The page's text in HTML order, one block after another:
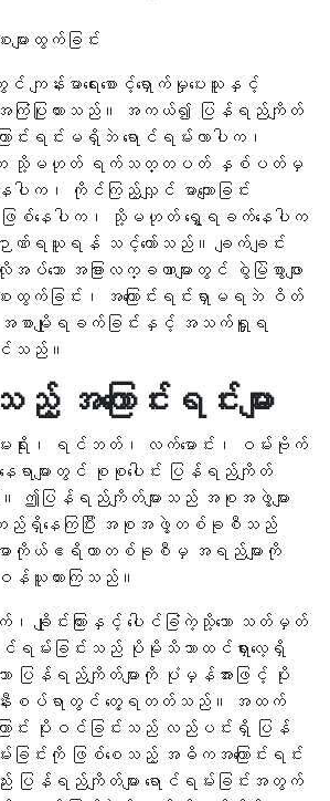
များထွက်ခြင်း
တွင် ကျန်းမာရေးစောင့်ရှောက်မှုပေးသူနှင့်
အကြံပြုထားသည်။ အကယ်၍ ပြန်ရည်ကျိတ်
ောင်းရင်းမရှိဘဲ ရောင်ရမ်းလာပါက၊
ပါက သို့မဟုတ် ရက်သတ္တပတ် နှစ်ပတ်မှ
ါက၊ ကိုင်ကြည့်လျှင် မာကျောခြင်း
ြစ်နေပါက၊ သို့မဟုတ် ရွှေ့ရခက်နေပါက
ာဏ်ရယူရန် သင့်တော်သည်။ ချက်ချင်း
ာ အခြားလက္ခဏာများတွင် စွဲမြဲစွာဖျား
ေးထွက်ခြင်း၊ အကြောင်းရင်းရှာမရဘဲ ဝိတ်
အစာမျိုရခက်ခြင်းနှင့် အသက်ရှူရ
င်သည်။
အကြောင်းရင်းများ
ရိုး၊ ရင်ဘတ်၊ လက်မောင်း၊ ဝမ်းဗိုက်
ရာများတွင် စုစုပေါင်း ပြန်ရည်ကျိတ်
ြန်ရည်ကျိတ်များသည် အစုအဖွဲ့များ
တည်ရှိနေကြပြီး အစုအဖွဲ့တစ်ခုစီသည်
ဓာကိုယ်ဧရိယာတစ်ခုစီမှ အရည်များကို
န်ယူထားကြသည်။
က်၊ ချိုင်းကြားနှင့် ပေါင်ခြံကဲ့သို့သော သတ်မှတ်
င် ရောင်ရမ်းခြင်းသည် ပိုမိုသိသာထင်ရှားလေ့ရှိ
ာ ပြန်ရည်ကျိတ်များကို ပုံမှန်အားဖြင့် ပိုး
းစပ်ရာတွင် တွေ့ရတတ်သည်။ အထက်
ာင်း ပိုးဝင်ခြင်းသည် လည်ပင်းရှိ ပြန်
မ်းခြင်းကို ဖြစ်စေသည့် အဓိကအကြောင်းရင်း
ပြန်ရည်ကျိတ်များ ရောင်ရမ်းခြင်းအတွက်